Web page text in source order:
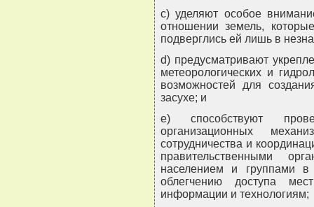
c) уделяют особое
отношении земель,
подверглись ей лишь в
d) предусматривают
метеорологических и
возможностей для
засухе; и
e) способствуют
организационных
сотрудничества и
правительственными
населением и группами
облегчению доступа
информации и технологиям;